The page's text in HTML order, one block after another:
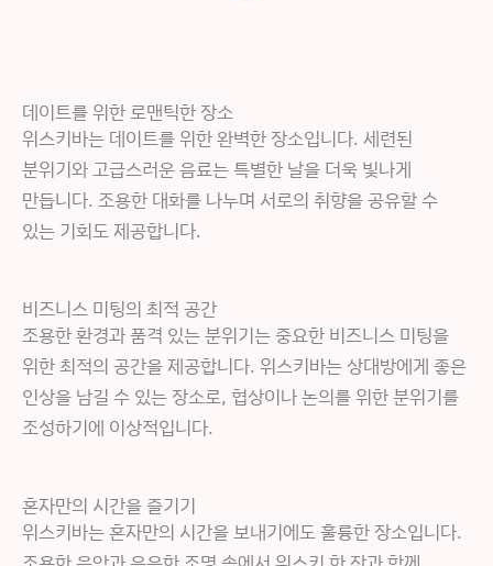
데이트를 위한 로맨틱한 장소
위스키바는 데이트를 위한 완벽한 장소입니다. 세련된
분위기와 고급스러운 음료는 특별한 날을 더욱 빛나게
만듭니다. 조용한 대화를 나누며 서로의 취향을 공유할 수
있는 기회도 제공합니다.
비즈니스 미팅의 최적 공간
조용한 환경과 품격 있는 분위기는 중요한 비즈니스 미팅을
위한 최적의 공간을 제공합니다. 위스키바는 상대방에게 좋은
인상을 남길 수 있는 장소로, 협상이나 논의를 위한 분위기를
조성하기에 이상적입니다.
혼자만의 시간을 즐기기
위스키바는 혼자만의 시간을 보내기에도 훌륭한 장소입니다.